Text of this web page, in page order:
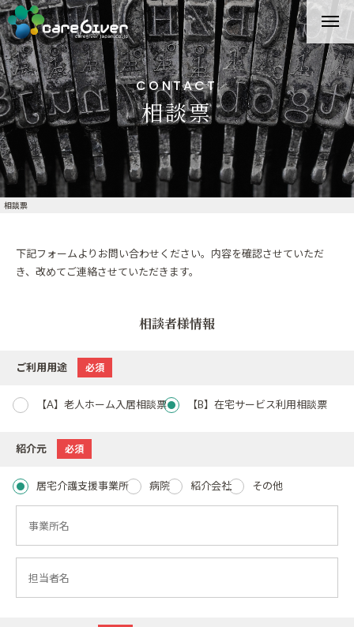
相談票
CONTACT
相談票
下記フォームよりお問い合わせください。内容を確認させていただ
き、改めてご連絡させていただきます。
相談者様情報
ご利用用途 必須
【A】老人ホーム入居相談票 【B】在宅サービス利用相談票
紹介元 必須
居宅介護支援事業所 病院 紹介会社 その他